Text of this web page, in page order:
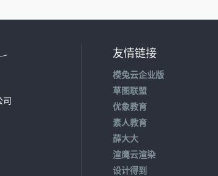
友情链接
模兔云企业版
草图联盟
优象教育
素人教育
薛大大
渲鹰云渲染
设计得到